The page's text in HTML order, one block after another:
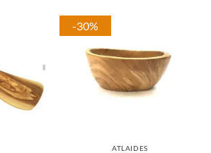
-30%
ATLAIDES